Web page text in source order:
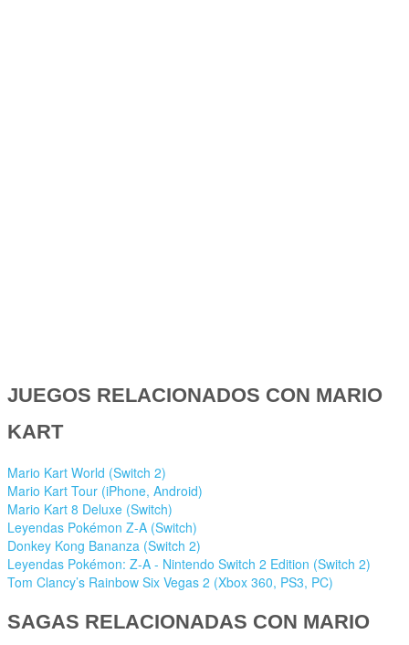
JUEGOS RELACIONADOS CON MARIO
KART
Mario Kart World (Switch 2)
Mario Kart Tour (iPhone, Android)
Mario Kart 8 Deluxe (Switch)
Leyendas Pokémon Z-A (Switch)
Donkey Kong Bananza (Switch 2)
Leyendas Pokémon: Z-A - Nintendo Switch 2 Edition (Switch 2)
Tom Clancy’s Rainbow Six Vegas 2 (Xbox 360, PS3, PC)
SAGAS RELACIONADAS CON MARIO